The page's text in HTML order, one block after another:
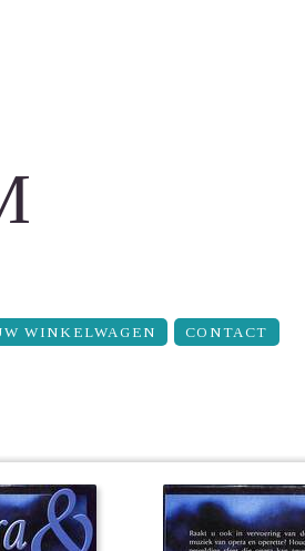
WINKELWAGEN CONTACT